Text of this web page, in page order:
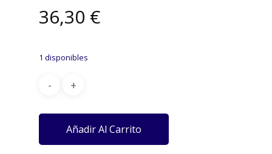
36,30 €
1 disponibles
Añadir Al Carrito